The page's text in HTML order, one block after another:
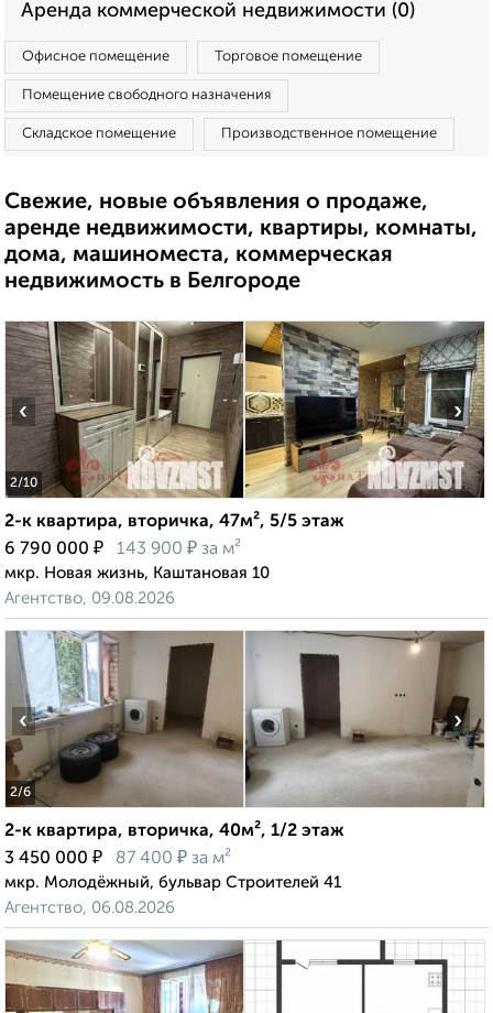
Аренда коммерческой недвижимости (0)
Офисное помещение Торговое помещение
Помещение свободного назначения
Складское помещение Производственное помещение
Свежие, новые объявления о продаже,
аренде недвижимости, квартиры, комнаты,
дома, машиноместа, коммерческая
недвижимость в Белгороде
2/10
‹ ›
2-к квартира, вторичка, 47м², 5/5 этаж
6 790 000 ₽ 143 900 ₽ за м²
мкр. Новая жизнь, Каштановая 10
Агентство, 09.08.2026
2/6
‹ ›
2-к квартира, вторичка, 40м², 1/2 этаж
3 450 000 ₽ 87 400 ₽ за м²
мкр. Молодёжный, бульвар Строителей 41
Агентство, 06.08.2026